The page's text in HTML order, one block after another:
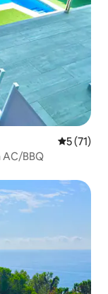
5 (71)
AC/BBQ